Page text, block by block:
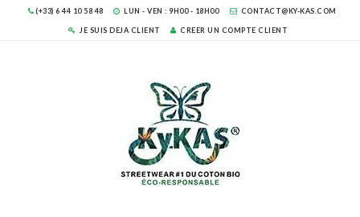
(+33) 6 44 10 58 48 LUN - VEN : 9H00 - 18H00 CONTACT@KY-KAS.COM
JE SUIS DEJA CLIENT CREER UN COMPTE CLIENT